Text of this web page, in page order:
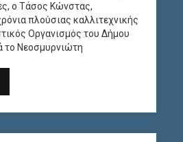
ο Τάσος Κώνστας,
πλούσιας καλλιτεχνικής
Οργανισμός του Δήμου
το Νεοσμυρνιώτη